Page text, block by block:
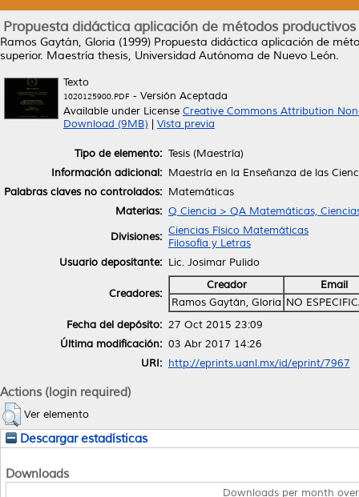
Propuesta didáctica aplicación de métodos
Ramos Gaytán, Gloria (1999) Propuesta didáctica aplicación de
superior. Maestría thesis, Universidad Autónoma de Nuevo León.
Texto
1020125900.PDF - Versión Aceptada
Available under License Creative Commons Attribution
Download (9MB)
Vista previa
Tipo de elemento: Tesis (Maestría)
Información adicional: Maestría en la Enseñanza de las
Palabras claves no controlados: Matemáticas
Materias: Q Ciencia > QA Matemáticas,
Divisiones: Ciencias Físico Matemáticas
Filosofía y Letras
Usuario depositante: Lic. Josimar Pulido
Creadores:
Creador
Email
Ramos Gaytán, Gloria NO
Fecha del depósito: 27 Oct 2015 23:09
Última modificación: 03 Abr 2017 14:26
URI: http://eprints.uanl.mx/id/eprint/7967
Actions (login required)
Ver elemento
Descargar estadísticas
Downloads
Downloads per month